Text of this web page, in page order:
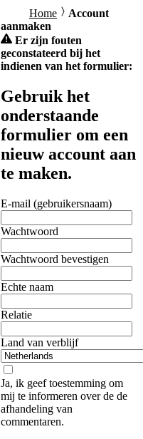
Home
Account
aanmaken
Er zijn fouten
geconstateerd bij het
indienen van het formulier:
Gebruik het
onderstaande
formulier om een
nieuw account aan
te maken.
E-mail (gebruikersnaam)
Wachtwoord
Wachtwoord bevestigen
Echte naam
Relatie
Land van verblijf
Ja, ik geef toestemming om
mij te informeren over de de
afhandeling van
commentaren.